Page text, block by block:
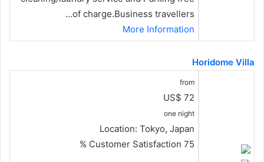
of charge.Business travellers…
More Information
Horidome Villa
from
US$ 72
one night
Location: Tokyo, Japan
Customer Satisfaction 75 %